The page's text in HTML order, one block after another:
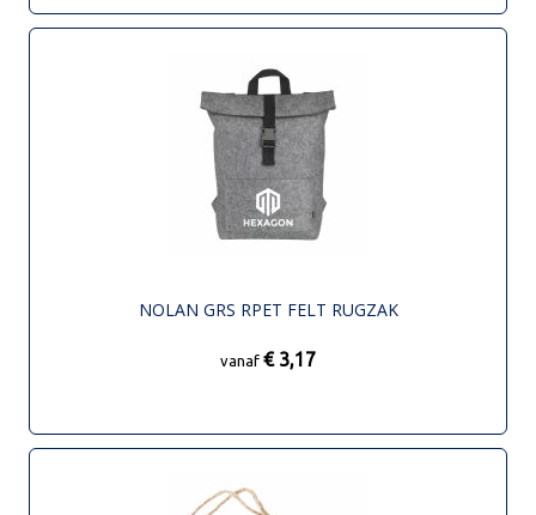
NOLAN GRS RPET FELT RUGZAK
vanaf € 3,17